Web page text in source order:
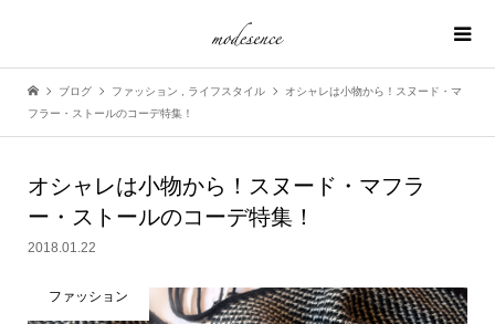
ブログ ファッション ライフスタイル
オシャレは小物から！スヌード・マ
フラー・ストールのコーデ特集！
オシャレは小物から！スヌード・マフラ
ー・ストールのコーデ特集！
2018.01.22
ファッション